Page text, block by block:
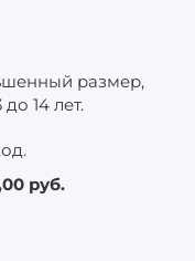
размер,
14 лет.
руб.